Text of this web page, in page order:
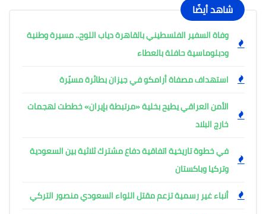
شاهد أيضًا
وفاة السفير الفلسطيني بالقاهرة دياب اللوح.. مسيرة وطنية
ودبلوماسية حافلة بالعطاء
استهداف مصفاة أرامكو في جيزان بطائرة مسيّرة
الأمن العراقي يطيح بخلية «مرتبطة بإيران» خططت لهجمات
خارج البلاد
في خطوة تاريخية اتفاقية دفاع مشترك ثلاثية بين السعودية
وتركيا وباكستان
أنباء غير رسمية تزعم مقتل اللواء السعودي منصور التركي